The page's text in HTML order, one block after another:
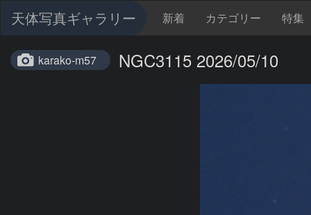
天体写真ギャラリー 新着 カテゴリー 特集
karako-m57 NGC3115 2026/05/10